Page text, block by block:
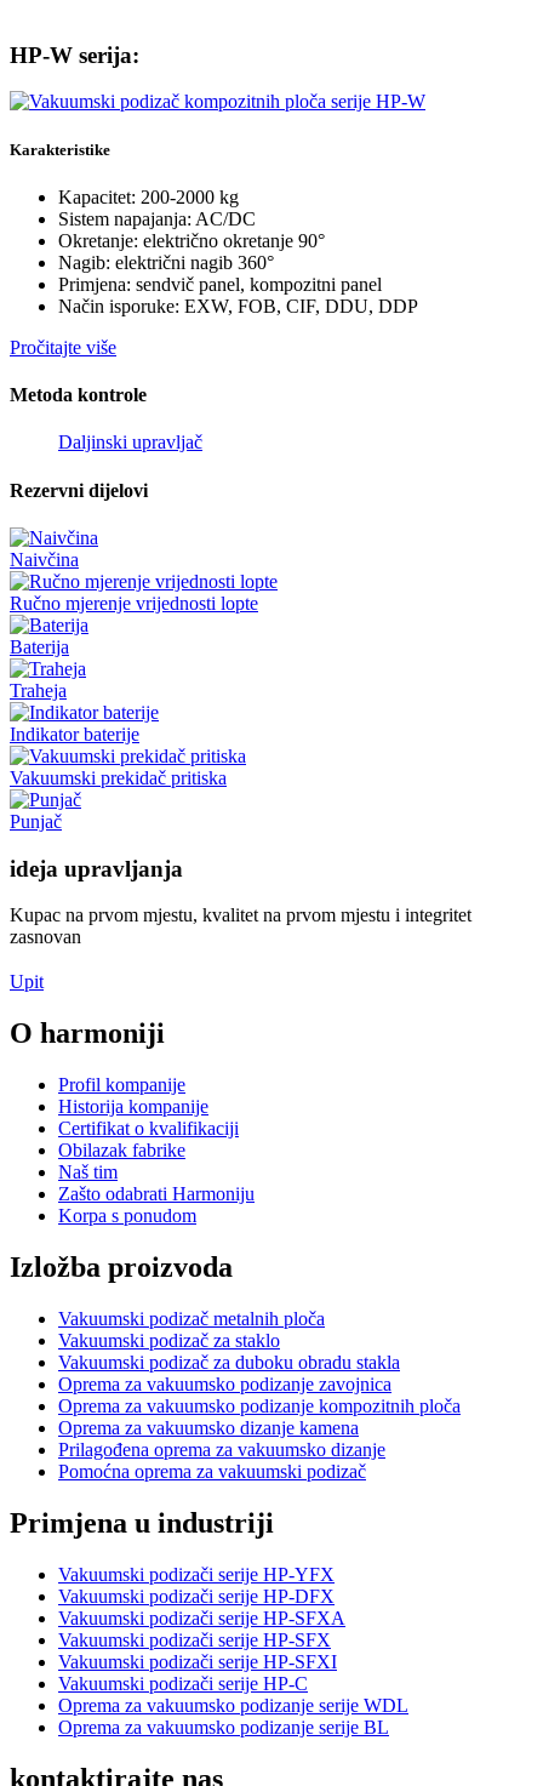
HP-W serija:
Karakteristike
Kapacitet: 200-2000 kg
Sistem napajanja: AC/DC
Okretanje: električno okretanje 90°
Nagib: električni nagib 360°
Primjena: sendvič panel, kompozitni panel
Način isporuke: EXW, FOB, CIF, DDU, DDP
Pročitajte više
Metoda kontrole
Daljinski upravljač
Rezervni dijelovi
Naivčina
Ručno mjerenje vrijednosti lopte
Baterija
Traheja
Indikator baterije
Vakuumski prekidač pritiska
Punjač
ideja upravljanja
Kupac na prvom mjestu, kvalitet na prvom mjestu i integritet
zasnovan
Upit
O harmoniji
Profil kompanije
Historija kompanije
Certifikat o kvalifikaciji
Obilazak fabrike
Naš tim
Zašto odabrati Harmoniju
Korpa s ponudom
Izložba proizvoda
Vakuumski podizač metalnih ploča
Vakuumski podizač za staklo
Vakuumski podizač za duboku obradu stakla
Oprema za vakuumsko podizanje zavojnica
Oprema za vakuumsko podizanje kompozitnih ploča
Oprema za vakuumsko dizanje kamena
Prilagođena oprema za vakuumsko dizanje
Pomoćna oprema za vakuumski podizač
Primjena u industriji
Vakuumski podizači serije HP-YFX
Vakuumski podizači serije HP-DFX
Vakuumski podizači serije HP-SFXA
Vakuumski podizači serije HP-SFX
Vakuumski podizači serije HP-SFXI
Vakuumski podizači serije HP-C
Oprema za vakuumsko podizanje serije WDL
Oprema za vakuumsko podizanje serije BL
kontaktirajte nas